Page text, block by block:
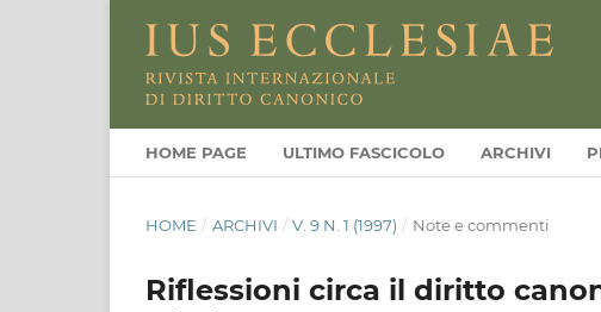
HOME PAGE ULTIMO FASCICOLO ARCHIVI
HOME / ARCHIVI / V. 9 N. 1 (1997) / Note e commenti
Riflessioni circa il diritto